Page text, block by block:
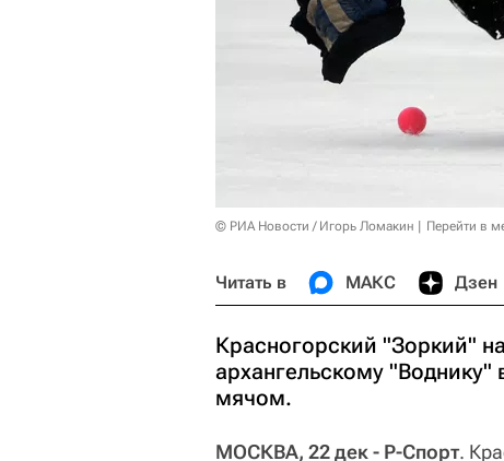
© РИА Новости / Игорь Ломакин Перейти в
Читать в МАКС Дзен
Красногорский "Зоркий"
архангельскому
мячом.
МОСКВА, 22 дек - Р-Спорт.